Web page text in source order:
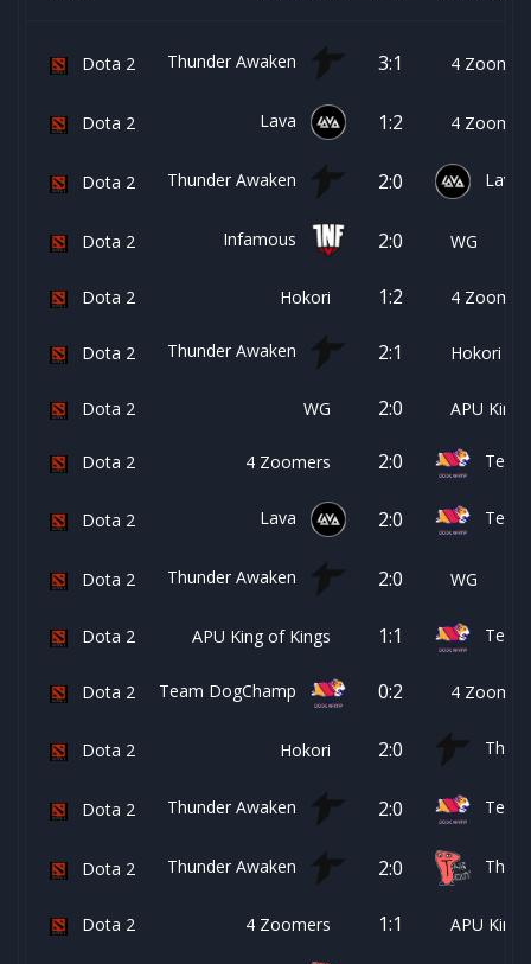
Dota 2 Thunder Awaken 3:1 4
Dota 2 Lava 1:2 4
Dota 2 Thunder Awaken 2:0 Lava
Dota 2 Infamous 2:0 WG
Dota 2 Hokori 1:2 4
Dota 2 Thunder Awaken 2:1 Hokori
Dota 2 WG 2:0 APU King
Dota 2 4 Zoomers 2:0
Dota 2 Lava 2:0
Dota 2 Thunder Awaken 2:0 WG
Dota 2 APU King of Kings 1:1
Dota 2 Team DogChamp 0:2 4
Dota 2 Hokori 2:0
Dota 2 Thunder Awaken 2:0
Dota 2 Thunder Awaken 2:0 The
Dota 2 4 Zoomers 1:1 APU King